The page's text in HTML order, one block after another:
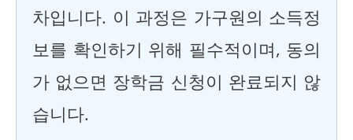
차입니다. 이 과정은 가구원의 소득정
보를 확인하기 위해 필수적이며, 동의
가 없으면 장학금 신청이 완료되지 않
습니다.